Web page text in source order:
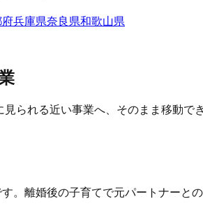
府兵庫県奈良県和歌山県
られる近い事業へ、そのまま移動でき
。離婚後の子育てで元パートナーと